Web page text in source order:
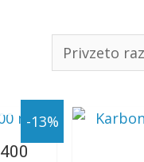
-13%